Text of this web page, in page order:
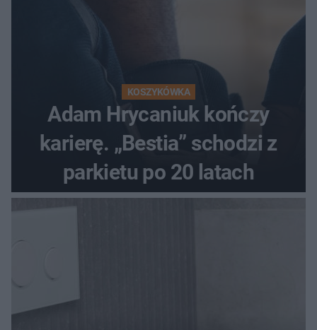
KOSZYKÓWKA
Adam Hrycaniuk kończy
karierę. „Bestia” schodzi z
parkietu po 20 latach